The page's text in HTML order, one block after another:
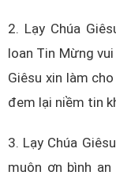
2. Lạy Chúa
loan Tin Mừng
Giêsu xin làm
đem lại niềm tin
3. Lạy Chúa
muôn ơn bình